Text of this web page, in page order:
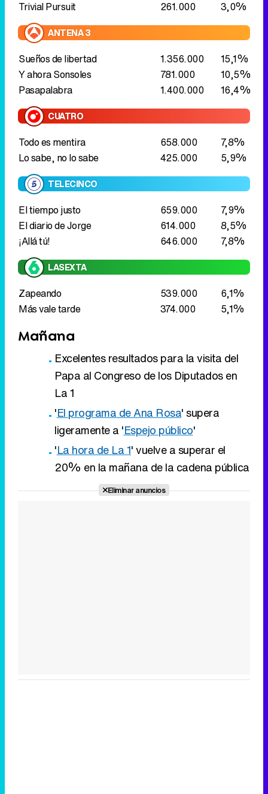
Trivial Pursuit
261.000 3,0%
ANTENA 3
Sueños de libertad 1.356.000
15,1%
Y ahora Sonsoles
781.000
10,5%
Pasapalabra
1.400.000 16,4%
CUATRO
Todo es mentira 658.000
7,8%
Lo sabe, no lo sabe
425.000 5,9%
TELECINCO
El tiempo justo 659.000
7,9%
El diario de Jorge
614.000
8,5%
¡Allá tú!
646.000 7,8%
LASEXTA
Zapeando 539.000
6,1%
Más vale tarde
374.000 5,1%
Mañana
Excelentes resultados para la visita del
Papa al Congreso de los Diputados en
La 1
'El programa de Ana Rosa' supera
ligeramente a 'Espejo público'
'La hora de La 1' vuelve a superar el
20% en la mañana de la cadena pública
Eliminar anuncios